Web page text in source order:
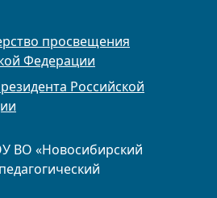
ВО «Новосибирский
просвещения
Федерации
Российской